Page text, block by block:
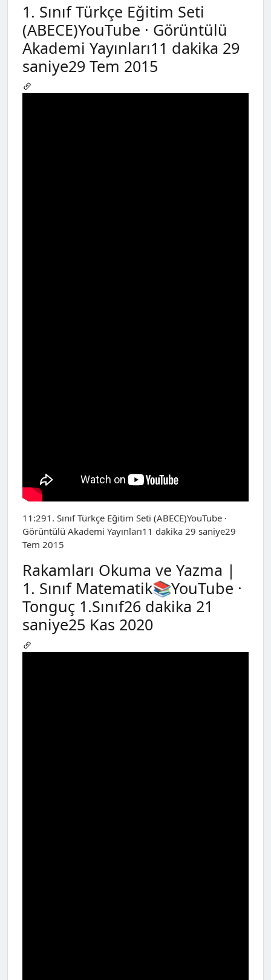
1. Sınıf Türkçe Eğitim Seti
(ABECE)YouTube · Görüntülü
Akademi Yayınları11 dakika 29
saniye29 Tem 2015
11:291. Sınıf Türkçe Eğitim Seti (ABECE)YouTube ·
Görüntülü Akademi Yayınları11 dakika 29 saniye29
Tem 2015
Rakamları Okuma ve Yazma |
1. Sınıf Matematik📚YouTube ·
Tonguç 1.Sınıf26 dakika 21
saniye25 Kas 2020